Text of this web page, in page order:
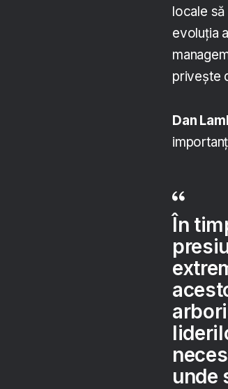
locale
evoluția
privește
Dan
În
unde